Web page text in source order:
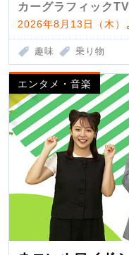
カーグラフィックTV
2026年8月13日（木
趣味 乗り物
エンタメ・音楽